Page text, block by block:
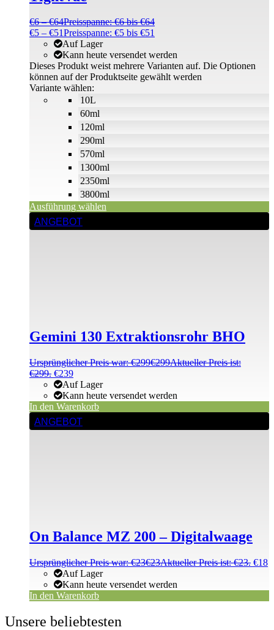
€6 –€64Preisspanne: €6 bis €64
€5 – €51Preisspanne: €5 bis €51
10L
60ml
120ml
290ml
570ml
1300ml
2350ml
3800ml
Auf Lager
Kann heute versendet werden
Variante wählen:
Ausführung wählen
Dieses Produkt weist mehrere Varianten auf. Die Optionen
können auf der Produktseite gewählt werden
ANGEBOT
Gemini 130 Extraktionsrohr BHO
Ursprünglicher Preis war: €299€299Aktueller Preis ist:
€299. €239
Auf Lager
Kann heute versendet werden
In den Warenkorb
ANGEBOT
On Balance MZ 200 – Digitalwaage
Ursprünglicher Preis war: €23€23Aktueller Preis ist: €23. €18
Auf Lager
Kann heute versendet werden
In den Warenkorb
Unsere beliebtesten